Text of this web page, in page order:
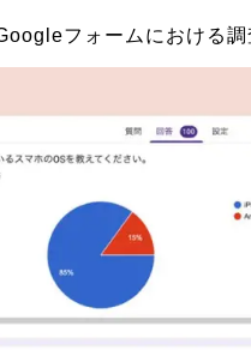
フォームにおける